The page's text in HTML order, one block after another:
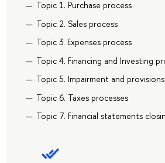
Topic 1. Purchase process
Topic 2. Sales process
Topic 3. Expenses process
Topic 4. Financing and Investing
Topic 5. Impairment and
Topic 6. Taxes processes
Topic 7. Financial statements